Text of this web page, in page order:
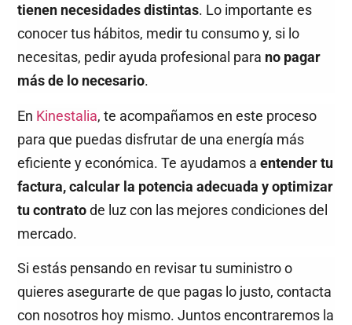
tienen necesidades distintas. Lo importante es
conocer tus hábitos, medir tu consumo y, si lo
necesitas, pedir ayuda profesional para no pagar
más de lo necesario.
En Kinestalia, te acompañamos en este proceso
para que puedas disfrutar de una energía más
eficiente y económica. Te ayudamos aentender tu
factura, calcular la potencia adecuada y optimizar
tu contratode luz con las mejores condiciones del
mercado.
Si estás pensando en revisar tu suministro o
quieres asegurarte de que pagas lo justo, contacta
con nosotros hoy mismo. Juntos encontraremos la